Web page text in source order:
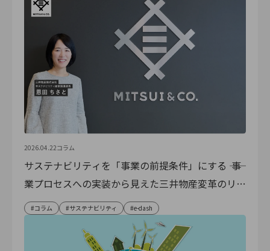
2026.04.22コラム
サステナビリティを「事業の前提条件」にする ―― 事
業プロセスへの実装から見えた三井物産変革のリア
ルコラム サステナビリティ e-dash